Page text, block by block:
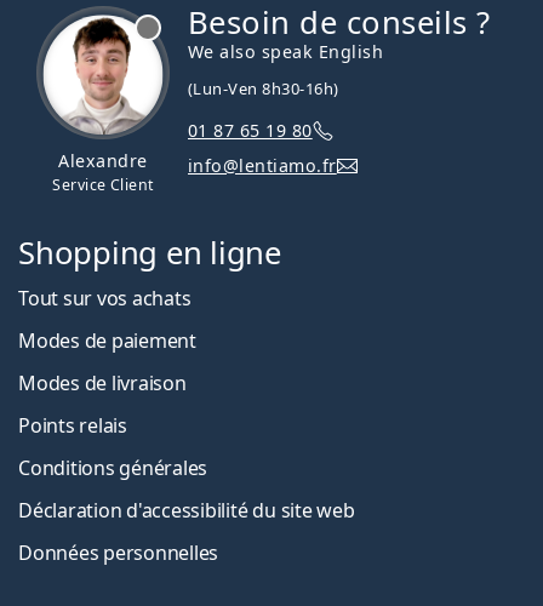
Alexandre
Service Client
Besoin de conseils ?
We also speak English
(Lun-Ven 8h30-16h)
01 87 65 19 80
info@lentiamo.fr
Shopping en ligne
Tout sur vos achats
Modes de paiement
Modes de livraison
Points relais
Conditions générales
Déclaration d'accessibilité du site web
Données personnelles